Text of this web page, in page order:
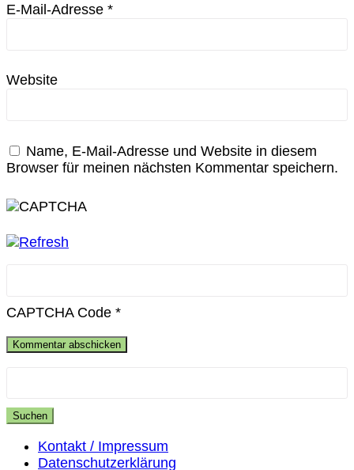
E-Mail-Adresse *
Website
Name, E-Mail-Adresse und Website in diesem
Browser für meinen nächsten Kommentar speichern.
CAPTCHA Code *
Kontakt / Impressum
Datenschutzerklärung